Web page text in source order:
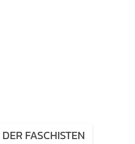
FASCHISTEN